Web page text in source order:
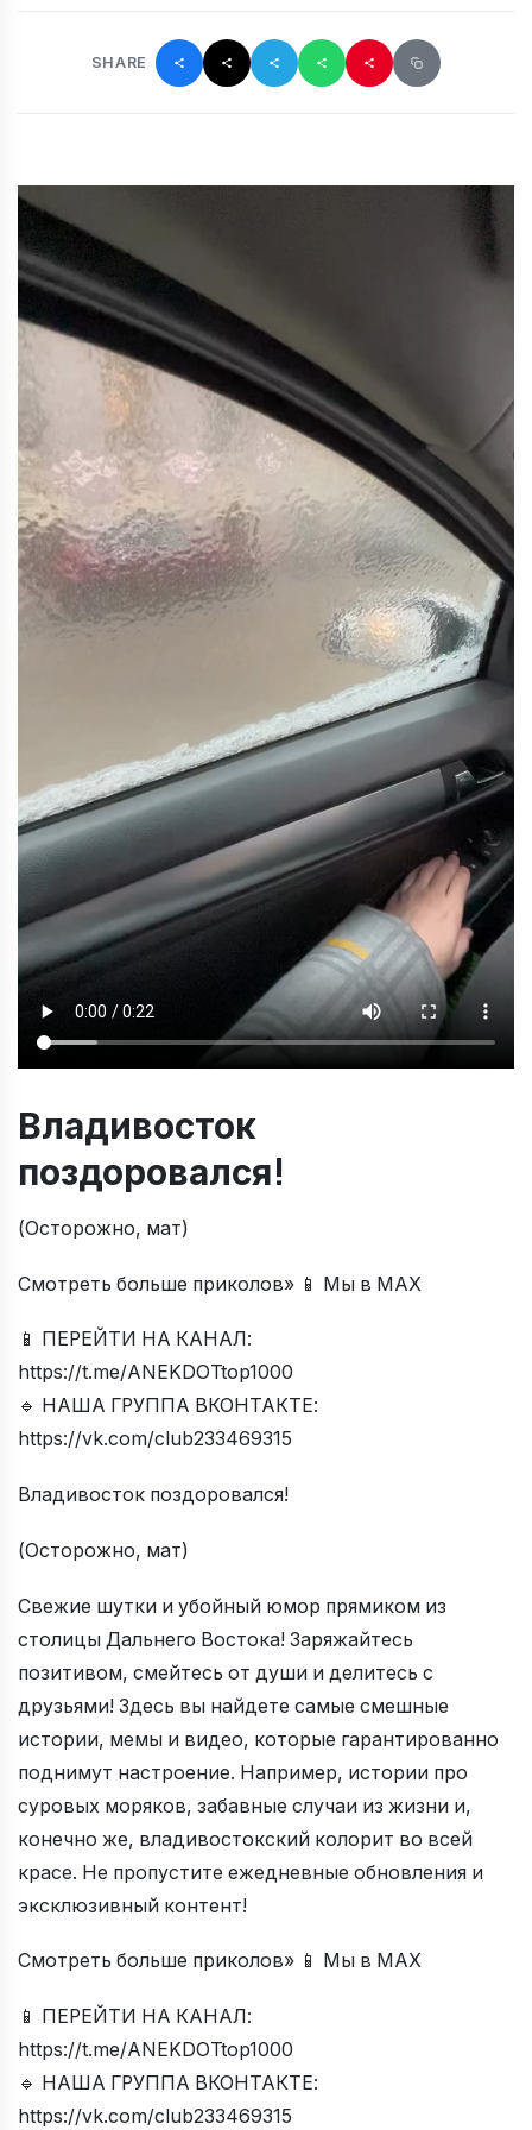
SHARE
Владивосток
поздоровался!
(Осторожно, мат)
Смотреть больше приколов» 📱 Мы в МАХ
📱 ПЕРЕЙТИ НА КАНАЛ:
https://t.me/ANEKDOTtop1000
🔹 НАША ГРУППА ВКОНТАКТЕ:
https://vk.com/club233469315
Владивосток поздоровался!
(Осторожно, мат)
Свежие шутки и убойный юмор прямиком из
столицы Дальнего Востока! Заряжайтесь
позитивом, смейтесь от души и делитесь с
друзьями! Здесь вы найдете самые смешные
истории, мемы и видео, которые гарантированно
поднимут настроение. Например, истории про
суровых моряков, забавные случаи из жизни и,
конечно же, владивостокский колорит во всей
красе. Не пропустите ежедневные обновления и
эксклюзивный контент!
Смотреть больше приколов» 📱 Мы в МАХ
📱 ПЕРЕЙТИ НА КАНАЛ:
https://t.me/ANEKDOTtop1000
🔹 НАША ГРУППА ВКОНТАКТЕ:
https://vk.com/club233469315